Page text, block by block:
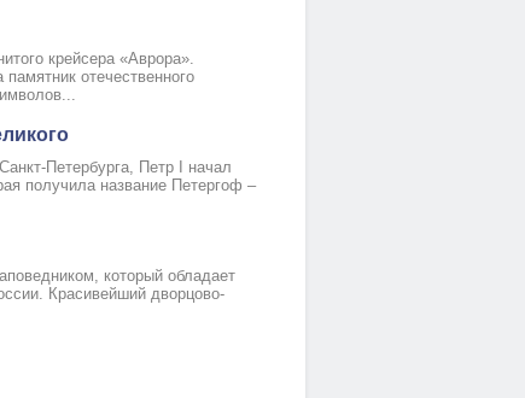
крейсера «Аврора».
отечественного
Петербурга, Петр I начал
получила название Петергоф –
который обладает
Красивейший дворцово-